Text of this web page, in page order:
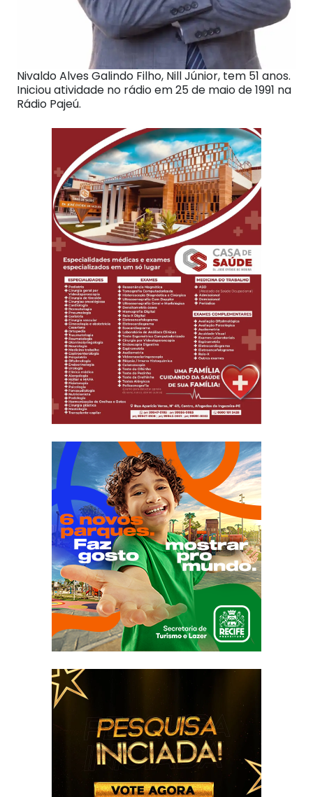
Nivaldo Alves Galindo Filho, Nill Júnior, tem 51 anos.
Iniciou atividade no rádio em 25 de maio de 1991 na
Rádio Pajeú.